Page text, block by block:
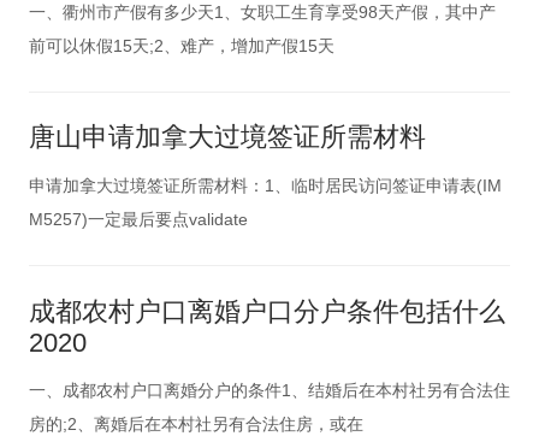
一、衢州市产假有多少天1、女职工生育享受98天产假，其中产
前可以休假15天;2、难产，增加产假15天
唐山申请加拿大过境签证所需材料
申请加拿大过境签证所需材料：1、临时居民访问签证申请表(IM
M5257)一定最后要点validate
成都农村户口离婚户口分户条件包括什么
2020
一、成都农村户口离婚分户的条件1、结婚后在本村社另有合法住
房的;2、离婚后在本村社另有合法住房，或在